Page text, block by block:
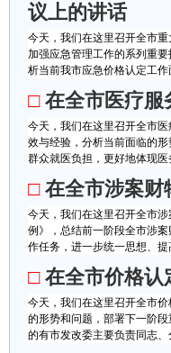
议上的讲话
今天，我们在这里召开全市
加强应急管理工作的系列重
析当前我市应急价格认定工
□ 在全市医疗服
今天，我们在这里召开全市
效与经验，分析当前面临的
群众就医负担，更好地体现
□ 在全市涉案财
今天，我们在这里召开全市
例》，总结前一阶段全市涉
作任务，进一步统一思想、
□ 在全市价格认
今天，我们在这里召开全市
的形势和问题，部署下一阶
的有市发改委主要负责同志